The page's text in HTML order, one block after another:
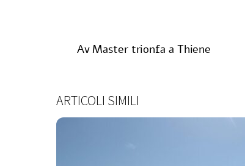
Av Master trionfa a Thiene
ARTICOLI SIMILI